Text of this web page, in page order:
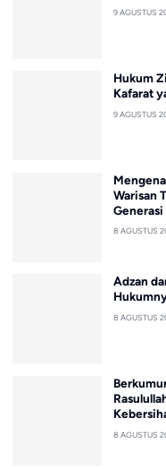
9 AGUSTUS
Hukum
Kafarat
9 AGUSTUS
Warisan
Generasi
8 AGUSTUS
Adzan
8 AGUSTUS
8 AGUSTUS